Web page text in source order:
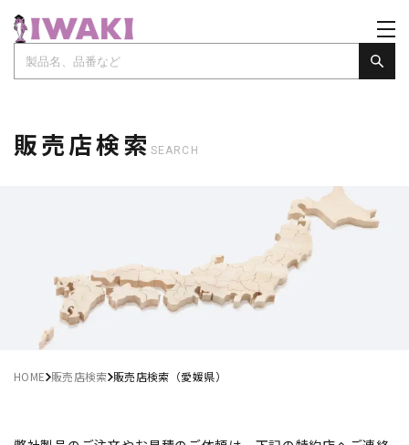
販売店検索 SEARCH
HOME 販売店検索 販売店検索（愛媛県）